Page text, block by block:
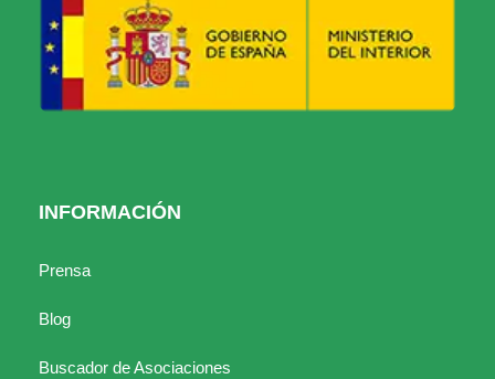
INFORMACIÓN
Prensa
Blog
Buscador de Asociaciones